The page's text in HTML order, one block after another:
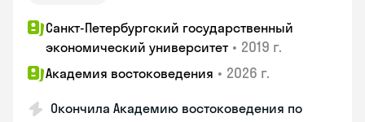
Санкт-Петербургский государственный
экономический университет • 2019 г.
Академия востоковедения • 2026 г.
Окончила Академию востоковедения по